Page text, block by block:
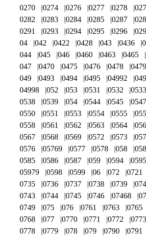
0270
0274 0276 0277 0278
0282
0283 0284 0285 0287
0291
0293 0294 0295 0296
04
042 0422 0428 043 0436
044
045 046 0460 0463 0465
047
0470 0475 0476 0478 0479
049
0493 0494 0495 04992
04998
052 053 0531 0532 0533
0538
0539 054 0544 0545 0547
0550
0551 0553 0554 0555
0558
0561 0562 0563 0564
0567
0568 0569 0572 0573
0576
05769 0577 0578 058
0585
0586 0587 059 0594 0595
05979
0598 0599 06 072 0721
0735
0736 0737 0738 0739
0743
0744 0745 0746 07468
0749
075 076 0761 0763 0765
0768
077 0770 0771 0772 0773
0778
0779 078 079 0790 0791